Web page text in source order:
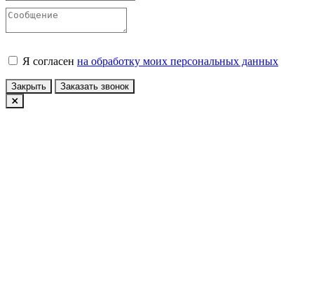
Я согласен на обработку моих персональных данных
Закрыть Заказать звонок